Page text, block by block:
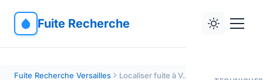
Fuite Recherche
Fuite Recherche Versailles Localiser fuite à Vernouillet (78540)